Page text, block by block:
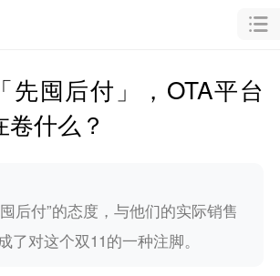
先囤后付」，OTA平台
什么？
后付”的态度，与他们的实际销售
了对这个双11的一种注脚。